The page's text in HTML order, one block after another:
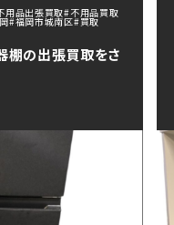
用品出張買取#不用品買取
#福岡市城南区#買取
棚の出張買取をさ